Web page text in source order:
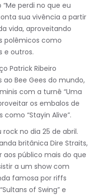
perdi no que eu
sua vivência a partir
vida, aproveitando
polêmicos como
e outros.
Patrick Ribeiro
Bee Gees do mundo,
com a turnê “Uma
os embalos de
“Stayin Alive”.
no dia 25 de abril.
britânica Dire Straits,
aos público mais do que
a um show com
famosa por riffs
of Swing” e